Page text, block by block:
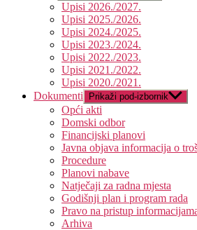
Upisi 2026./2027.
Upisi 2025./2026.
Upisi 2024./2025.
Upisi 2023./2024.
Upisi 2022./2023.
Upisi 2021./2022.
Upisi 2020./2021.
Dokumenti
Prikaži pod-izbornik
Opći akti
Domski odbor
Financijski planovi
Javna objava informacija o
Procedure
Planovi nabave
Natječaji za radna mjesta
Godišnji plan i program rada
Pravo na pristup
Arhiva